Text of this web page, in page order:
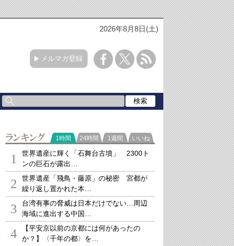
2026年8月8日(土)
メルマガ登録
ランキング
1時間 24時間 1週間 いいね
1
世界遺産に輝く「石舞台古墳」 2300ト
ンの巨石が露出…
2
世界遺産「飛鳥・藤原」の秘密 宮都が
繰り返し置かれた本…
3
台湾有事の脅威は日本だけでない…周辺
海域に進出する中国…
4
【平安京以前の京都には何があったの
か？】〈千年の都〉を…